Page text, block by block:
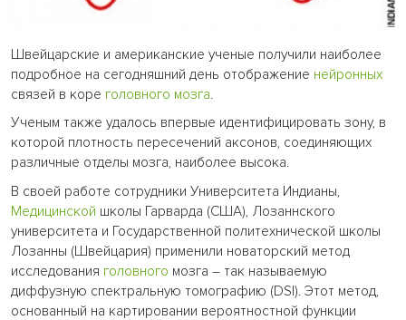
Швейцарские и американские ученые получили наиболее
подробное на сегодняшний день отображение нейронных
связей в коре головного мозга.
Ученым также удалось впервые идентифицировать зону, в
которой плотность пересечений аксонов, соединяющих
различные отделы мозга, наиболее высока.
В своей работе сотрудники Университета Индианы,
Медицинской школы Гарварда (США), Лозаннского
университета и Государственной политехнической школы
Лозанны (Швейцария) применили новаторский метод
исследования головного мозга – так называемую
диффузную спектральную томографию (DSI). Этот метод,
основанный на картировании вероятностной функции